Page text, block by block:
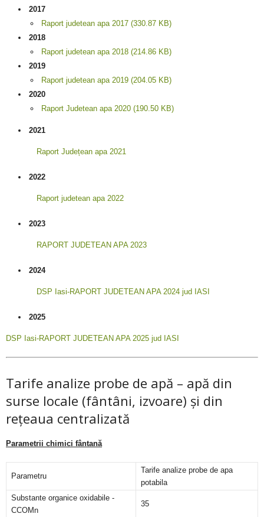
2017
Raport judetean apa 2017 (330.87 KB)
2018
Raport judetean apa 2018 (214.86 KB)
2019
Raport judetean apa 2019 (204.05 KB)
2020
Raport Judetean apa 2020 (190.50 KB)
2021
Raport Județean apa 2021
2022
Raport judetean apa 2022
2023
RAPORT JUDETEAN APA 2023
2024
DSP Iasi-RAPORT JUDETEAN APA 2024 jud IASI
2025
DSP Iasi-RAPORT JUDETEAN APA 2025 jud IASI
Tarife analize probe de apă – apă din
surse locale (fântâni, izvoare) și din
rețeaua centralizată
Parametrii chimici fântană
Parametru
Tarife analize probe de apa
potabila
Substante organice oxidabile -
CCOMn
35